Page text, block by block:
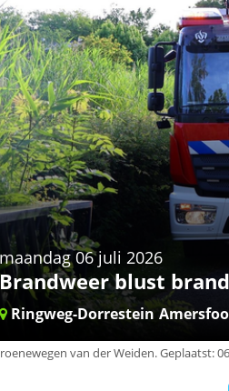
maandag 06 juli 2026
Brandweer blust
Ringweg-Dorrestein
van der Weiden.Geplaatst: